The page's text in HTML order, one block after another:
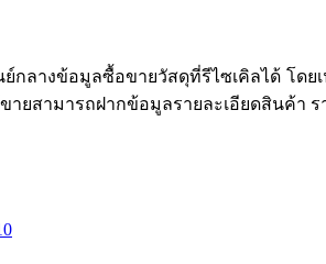
ศูนย์กลางข้อมูลซื้อขายวัสดุที่รีไซเคิลได้
ายสามารถฝากข้อมูลรายละเอียดสินค้า